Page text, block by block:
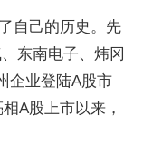
自己的历史。先
东南电子、炜冈
企业登陆A股市
A股上市以来，